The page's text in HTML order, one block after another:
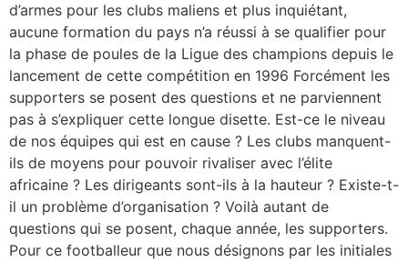
d’armes pour les clubs maliens et plus inquiétant,
aucune formation du pays n’a réussi à se qualifier pour
la phase de poules de la Ligue des champions depuis le
lancement de cette compétition en 1996 Forcément les
supporters se posent des questions et ne parviennent
pas à s’expliquer cette longue disette. Est-ce le niveau
de nos équipes qui est en cause ? Les clubs manquent-
ils de moyens pour pouvoir rivaliser avec l’élite
africaine ? Les dirigeants sont-ils à la hauteur ? Existe-t-
il un problème d’organisation ? Voilà autant de
questions qui se posent, chaque année, les supporters.
Pour ce footballeur que nous désignons par les initiales